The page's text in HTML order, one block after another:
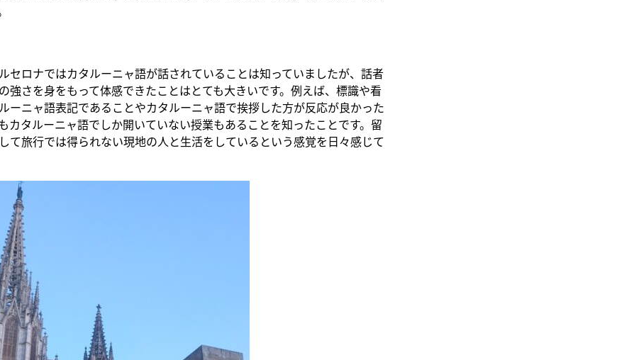
セロナではカタルーニャ語が話されていることは知っていましたが、話者
強さを身をもって体感できたことはとても大きいです。例えば、標識や看
ーニャ語表記であることやカタルーニャ語で挨拶した方が反応が良かった
カタルーニャ語でしか開いていない授業もあることを知ったことです。留
て旅行では得られない現地の人と生活をしているという感覚を日々感じて